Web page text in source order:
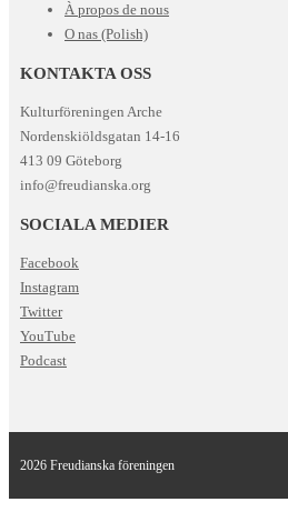
À propos de nous
O nas (Polish)
KONTAKTA OSS
Kulturföreningen Arche
Nordenskiöldsgatan 14-16
413 09 Göteborg
info@freudianska.org
SOCIALA MEDIER
Facebook
Instagram
Twitter
YouTube
Podcast
2026 Freudianska föreningen